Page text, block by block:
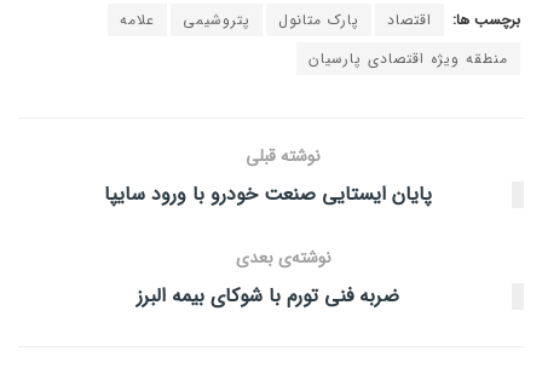
برچسب ها: اقتصاد پارک متانول پتروشیمی
علامه
منطقه ویژه اقتصادی پارسیان
نوشته قبلی
پایان ایستایی صنعت خودرو با ورود سایپا
نوشته‌ی بعدی
ضربه فنی تورم با شوکای بیمه البرز